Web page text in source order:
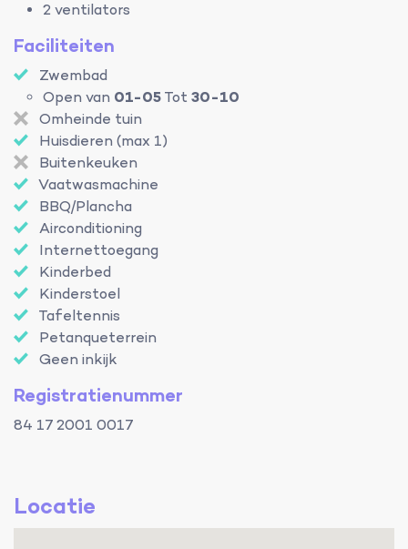
2 ventilators
Faciliteiten
Zwembad
Open van 01-05Tot 30-10
Omheinde tuin
Huisdieren (max 1)
Buitenkeuken
Vaatwasmachine
BBQ/Plancha
Airconditioning
Internettoegang
Kinderbed
Kinderstoel
Tafeltennis
Petanqueterrein
Geen inkijk
Registratienummer
84 17 2001 0017
Locatie